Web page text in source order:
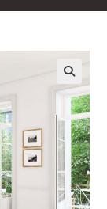
🔍